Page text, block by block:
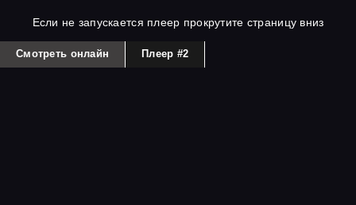
Если не запускается плеер прокрутите страницу вниз
Смотреть онлайн Плеер #2